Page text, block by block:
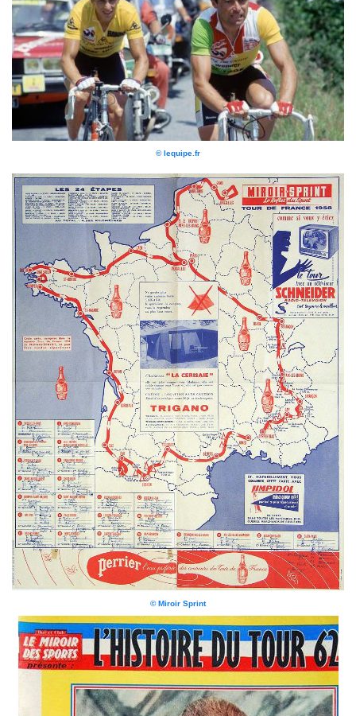
© lequipe.fr
© Miroir Sprint